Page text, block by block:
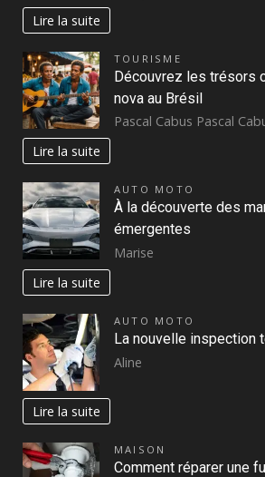
Lire la suite
TOURISME
Découvrez les trésors
nova au Brésil
Pascal Cabus Pascal
Lire la suite
AUTO MOTO
À la découverte des
émergentes
Marise
Lire la suite
AUTO MOTO
La nouvelle inspection
Aline
Lire la suite
MAISON
Comment réparer une